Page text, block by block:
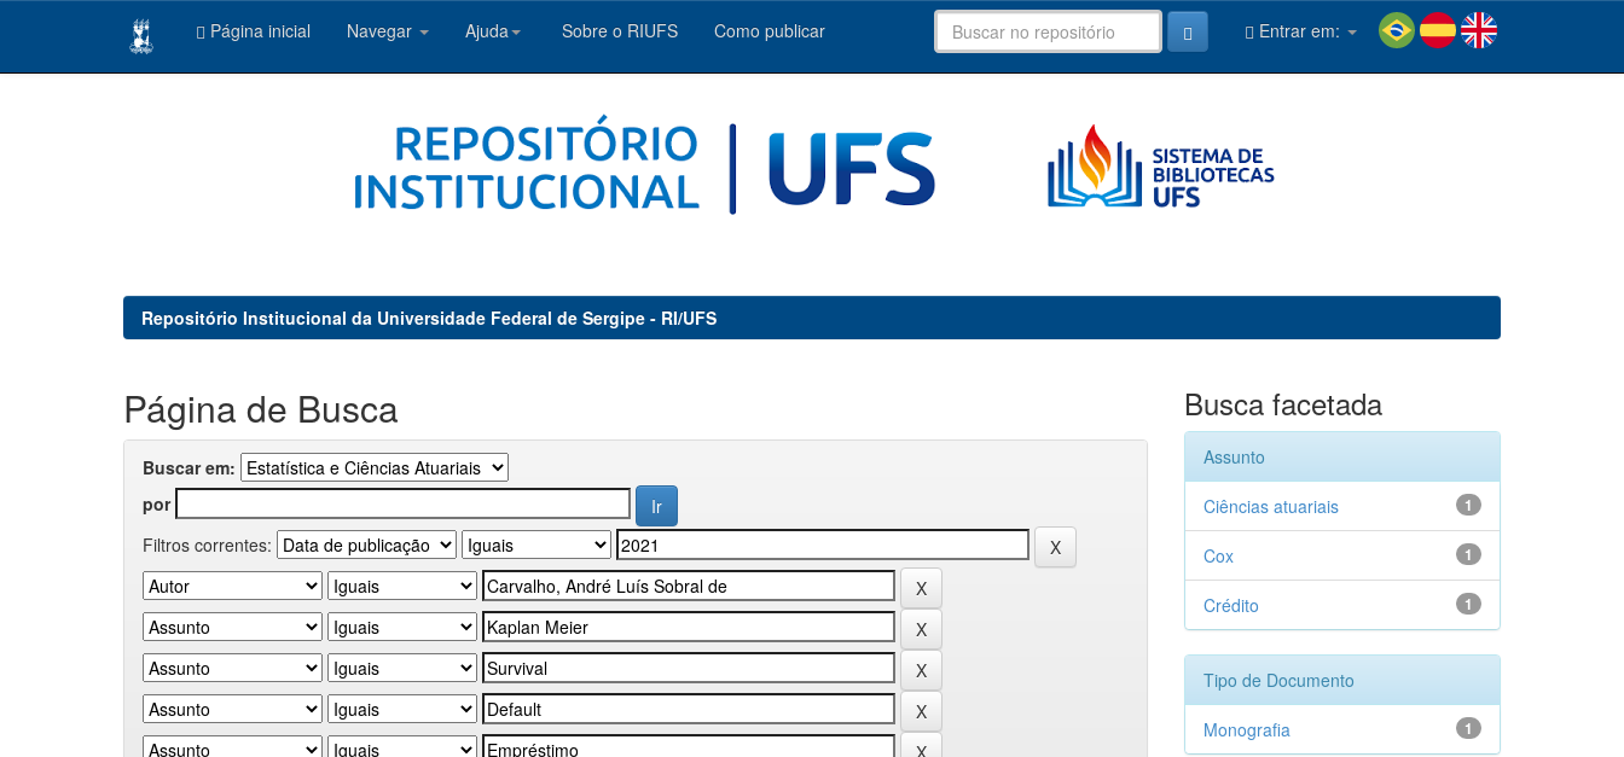
Página inicial Navegar Ajuda Sobre o RIUFS Como publicar Entrar em:
Repositório Institucional da Universidade Federal de Sergipe - RI/UFS
Página de Busca
Buscar em:
por
Filtros correntes:
Busca facetada
Assunto
1
Ciências atuariais
1
Cox
1
Crédito
Tipo de Documento
1
Monografia